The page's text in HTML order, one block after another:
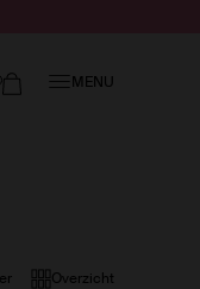
MENU
Overzicht